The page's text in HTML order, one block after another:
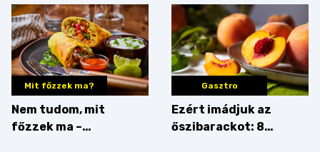
Mit főzzek ma?
Nem tudom, mit
főzzek ma –
Gasztro
Ezért imádjuk az
őszibarackot: 8